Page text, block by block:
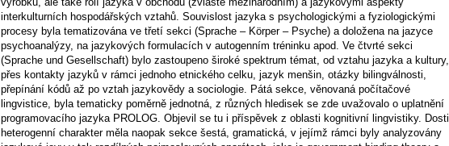
interkulturních hospodářských vztahů. Souvislost jazyka s psychologickými a fyziologickými
procesy byla tematizována ve třetí sekci (Sprache – Körper – Psyche) a doložena na jazyce
psychoanalýzy, na jazykových formulacích v autogenním tréninku apod. Ve čtvrté sekci
(Sprache und Gesellschaft) bylo zastoupeno široké spektrum témat, od vztahu jazyka a kultury,
přes kontakty jazyků v rámci jednoho etnického celku, jazyk menšin, otázky bilingválnosti,
přepínání kódů až po vztah jazykovědy a sociologie. Pátá sekce, věnovaná počítačové
lingvistice, byla tematicky poměrně jednotná, z různých hledisek se zde uvažovalo o uplatnění
programovacího jazyka PROLOG. Objevil se tu i příspěvek z oblasti kognitivní lingvistiky. Dosti
heterogenní charakter měla naopak sekce šestá, gramatická, v jejímž rámci byly analyzovány